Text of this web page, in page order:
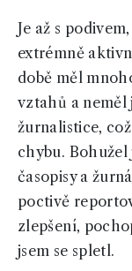
Je až s
extrémně
době měl
vztahů a neměl
žurnalistice,
chybu. Bohužel
časopisy a
poctivě
zlepšení,
jsem se spletl.